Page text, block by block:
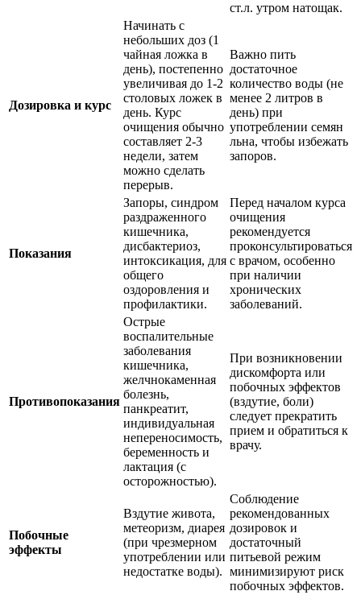
ст.л. утром натощак.
Дозировка и курс
Начинать с
небольших доз (1
чайная ложка в
день), постепенно
увеличивая до 1-2
столовых ложек в
день. Курс
очищения обычно
составляет 2-3
недели, затем
можно сделать
перерыв.
Важно пить
достаточное
количество воды (не
менее 2 литров в
день) при
употреблении семян
льна, чтобы избежать
запоров.
Показания
Запоры, синдром
раздраженного
кишечника,
дисбактериоз,
интоксикация, для
общего
оздоровления и
профилактики.
Перед началом курса
очищения
рекомендуется
проконсультироваться
с врачом, особенно
при наличии
хронических
заболеваний.
Противопоказания
Острые
воспалительные
заболевания
кишечника,
желчнокаменная
болезнь,
панкреатит,
индивидуальная
непереносимость,
беременность и
лактация (с
осторожностью).
При возникновении
дискомфорта или
побочных эффектов
(вздутие, боли)
следует прекратить
прием и обратиться к
врачу.
Побочные
эффекты
Вздутие живота,
метеоризм, диарея
(при чрезмерном
употреблении или
недостатке воды).
Соблюдение
рекомендованных
дозировок и
достаточный
питьевой режим
минимизируют риск
побочных эффектов.